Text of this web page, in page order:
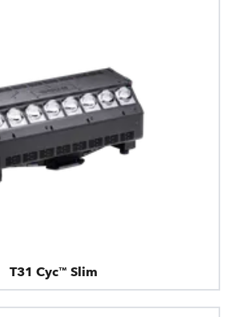
T31 Cyc™ Slim